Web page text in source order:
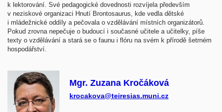
k lektorování. Své pedagogické dovednosti rozvíjela především
v neziskové organizaci Hnutí Brontosaurus, kde vedla dětské
i mládežnické oddíly a pečovala o vzdělávání místních organizátorů.
Pokud zrovna nepečuje o budoucí i současné učitele a učitelky, píše
texty o vzdělávání a stará se o faunu i flóru na svém k přírodě šetrném
hospodářství.
Mgr. Zuzana Kročáková
krocakova@teiresias.muni.cz